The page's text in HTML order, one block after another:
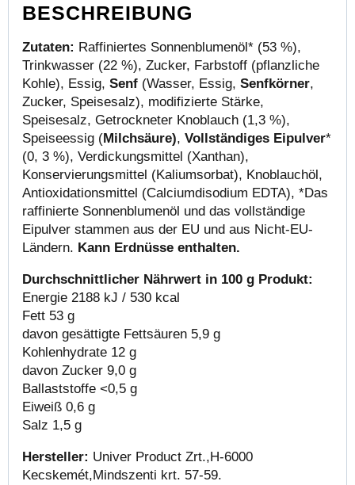
BESCHREIBUNG
Zutaten: Raffiniertes Sonnenblumenöl* (53 %),
Trinkwasser (22 %), Zucker, Farbstoff (pflanzliche
Kohle), Essig, Senf (Wasser, Essig, Senfkörner,
Zucker, Speisesalz), modifizierte Stärke,
Speisesalz, Getrockneter Knoblauch (1,3 %),
Speiseessig (Milchsäure), Vollständiges Eipulver*
(0, 3 %), Verdickungsmittel (Xanthan),
Konservierungsmittel (Kaliumsorbat), Knoblauchöl,
Antioxidationsmittel (Calciumdisodium EDTA), *Das
raffinierte Sonnenblumenöl und das vollständige
Eipulver stammen aus der EU und aus Nicht-EU-
Ländern. Kann Erdnüsse enthalten.
Durchschnittlicher Nährwert in 100 g Produkt:
Energie 2188 kJ / 530 kcal
Fett 53 g
davon gesättigte Fettsäuren 5,9 g
Kohlenhydrate 12 g
davon Zucker 9,0 g
Ballaststoffe <0,5 g
Eiweiß 0,6 g
Salz 1,5 g
Hersteller: Univer Product Zrt.,H-6000
Kecskemét,Mindszenti krt. 57-59.